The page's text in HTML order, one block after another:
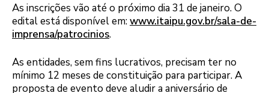
As inscrições vão até o próximo dia 31 de janeiro. O
edital está disponível em:www.itaipu.gov.br/sala-de-
imprensa/patrocinios.
As entidades, sem fins lucrativos, precisam ter no
mínimo 12 meses de constituição para participar. A
proposta de evento deve aludir a aniversário de